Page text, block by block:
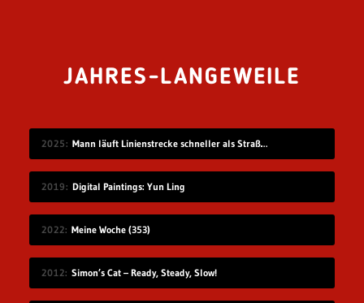
JAHRES-LANGEWEILE
2025 Mann läuft Linienstrecke schneller als Straßenbahn
2019 Digital Paintings: Yun Ling
2022 Meine Woche (353)
2012 Simon’s Cat – Ready, Steady, Slow!